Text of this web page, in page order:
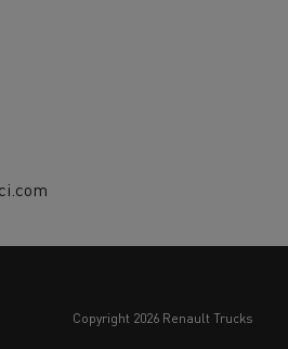
copyright 2026 Renault Trucks